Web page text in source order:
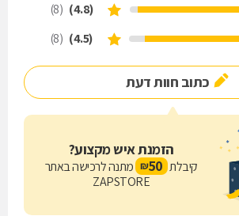
(4.8)
(8)
(4.5)
(8)
כתוב חוות דעת
הזמנת איש מקצוע?
קיבלת 50
₪ מתנה לרכישה באתר
ZAPSTORE